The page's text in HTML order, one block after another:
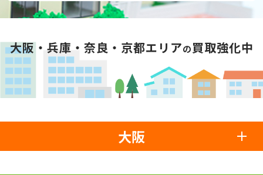
大阪・兵庫・奈良・京都エリアの買取強化中
大阪